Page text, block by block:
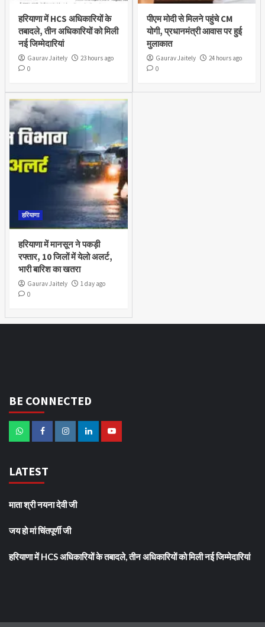
हरियाणा में HCS अधिकारियों के
तबादले, तीन अधिकारियों को मिली
नई जिम्मेदारियां
Gaurav Jaitely
23 hours ago
0
पीएम मोदी से मिलने पहुंचे CM
योगी, प्रधानमंत्री आवास पर हुई
मुलाकात
Gaurav Jaitely
24 hours ago
0
हरियाणा
हरियाणा में मानसून ने पकड़ी
रफ्तार, 10 जिलों में येलो अलर्ट,
भारी बारिश का खतरा
Gaurav Jaitely
1 day ago
0
BE CONNECTED
LATEST
माता श्री नयना देवी जी
जय हो मां चिंतपूर्णी जी
हरियाणा में HCS अधिकारियों के तबादले, तीन अधिकारियों को मिली नई जिम्मेदारियां